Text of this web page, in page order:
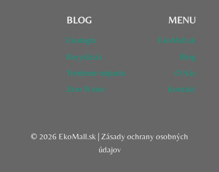
BLOG
Ekologia
Recyklácia
Triedenie odpadu
Zero Waste
MENU
EkoMall.sk
Blog
O Nás
Kontakt
© 2026 EkoMall.sk | Zásady ochrany osobných
údajov